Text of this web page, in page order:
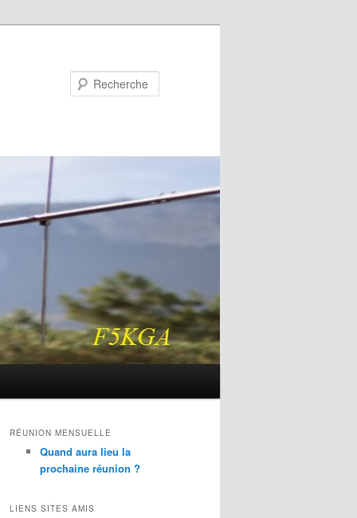
RÉUNION MENSUELLE
Quand aura lieu la
prochaine réunion ?
LIENS SITES AMIS